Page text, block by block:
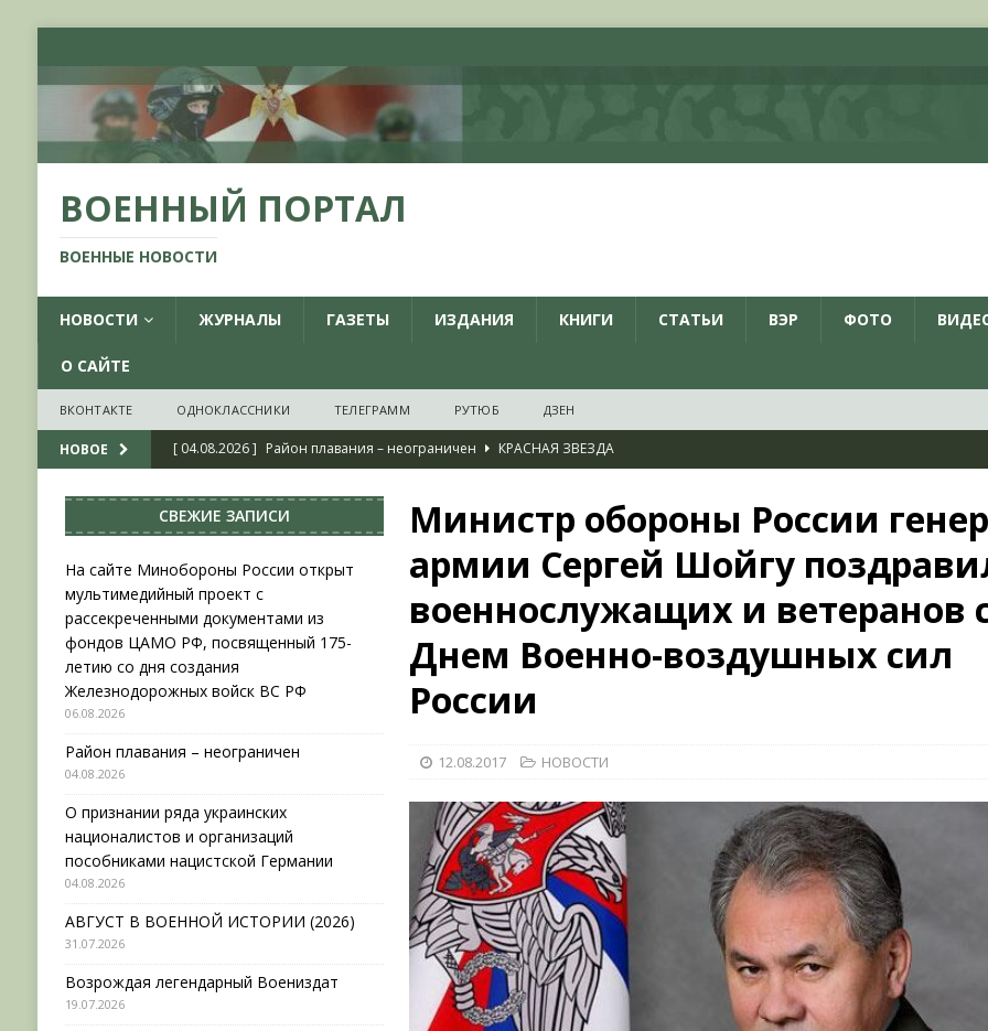
ВОЕННЫЙ ПОРТАЛ
ВОЕННЫЕ НОВОСТИ
НОВОСТИ ЖУРНАЛЫ ГАЗЕТЫ ИЗДАНИЯ КНИГИ СТАТЬИ ВЭР ФОТО
О САЙТЕ
ВКОНТАКТЕ ОДНОКЛАССНИКИ ТЕЛЕГРАММ РУТЮБ ДЗЕН
НОВОЕ [ 04.08.2026 ] Район плавания – неограничен
КРАСНАЯ ЗВЕЗДА
НОВОСТИ
[ 31.07.2026 ]
АВГУСТ В ВОЕННОЙ ИСТОРИИ (2026)
ВОЕННО-ИСТОРИЧЕСКИЙ ЖУРНАЛ
[ 19.07.2026 ]
[ 06.08.2026 ] На сайте Минобороны России открыт мультимедийный проект с рассекреченными документами из
фондов ЦАМО РФ, посвященный 175-летию со дня создания Железнодорожных войск ВС РФ
НОВОСТИ
Министр обороны России
армии Сергей Шойгу
военнослужащих и ветеранов
Днем Военно-воздушных сил
России
12.08.2017 НОВОСТИ
СВЕЖИЕ ЗАПИСИ
На сайте Минобороны России открыт
мультимедийный проект с
рассекреченными документами из
фондов ЦАМО РФ, посвященный 175-
летию со дня создания
Железнодорожных войск ВС РФ
06.08.2026
Район плавания – неограничен
04.08.2026
О признании ряда украинских
националистов и организаций
пособниками нацистской Германии
04.08.2026
АВГУСТ В ВОЕННОЙ ИСТОРИИ (2026)
31.07.2026
Возрождая легендарный Воениздат
19.07.2026